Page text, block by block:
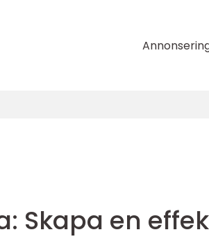
Skapa en